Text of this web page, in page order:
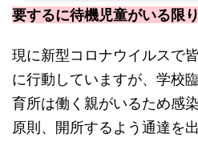
要するに待機児童がいる限
現に新型コロナウイルスで
に行動していますが、学校
育所は働く親がいるため感
原則、開所するよう通達を